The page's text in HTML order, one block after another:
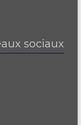
sociaux